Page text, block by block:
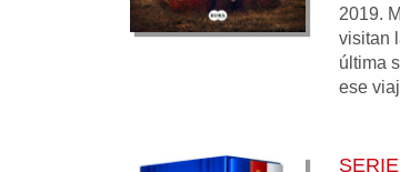
2019.
visitan
última
ese